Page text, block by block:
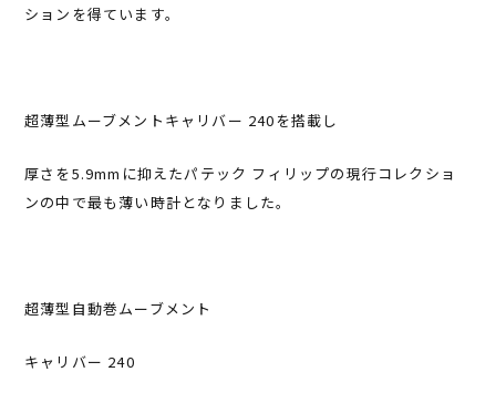
ションを得ています。
超薄型ムーブメントキャリバー 240を搭載し
厚さを5.9mmに抑えたパテック フィリップの現行コレクショ
ンの中で最も薄い時計となりました。
超薄型自動巻ムーブメント
キャリバー 240